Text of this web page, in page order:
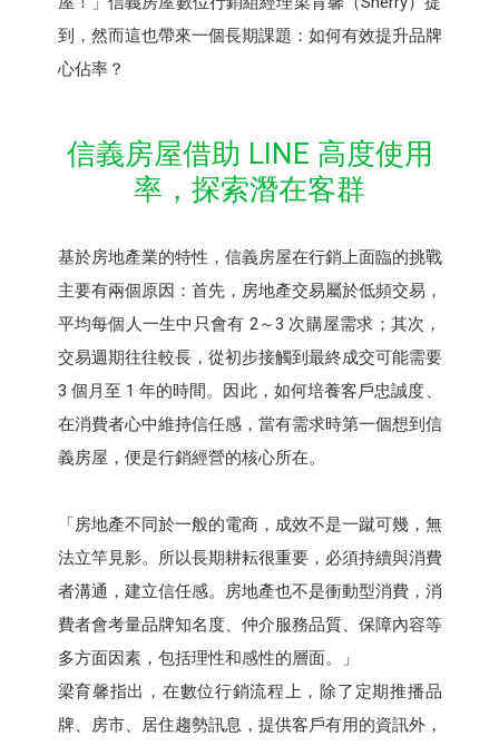
到，然而這也帶來一個長期課題：如何有效提升品牌
心佔率？
信義房屋借助 LINE 高度使用
率，探索潛在客群
基於房地產業的特性，信義房屋在行銷上面臨的挑戰
主要有兩個原因：首先，房地產交易屬於低頻交易，
平均每個人一生中只會有 2～3 次購屋需求；其次，
交易週期往往較長，從初步接觸到最終成交可能需要
3 個月至 1 年的時間。因此，如何培養客戶忠誠度、
在消費者心中維持信任感，當有需求時第一個想到信
義房屋，便是行銷經營的核心所在。
「房地產不同於一般的電商，成效不是一蹴可幾，無
法立竿見影。所以長期耕耘很重要，必須持續與消費
者溝通，建立信任感。房地產也不是衝動型消費，消
費者會考量品牌知名度、仲介服務品質、保障內容等
多方面因素，包括理性和感性的層面。」
梁育馨指出，在數位行銷流程上，除了定期推播品
牌、房市、居住趨勢訊息，提供客戶有用的資訊外，